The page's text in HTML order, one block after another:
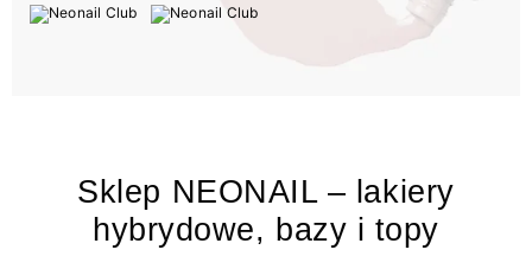
Sklep NEONAIL – lakiery
hybrydowe, bazy i topy